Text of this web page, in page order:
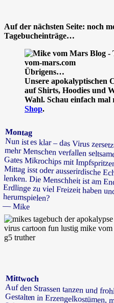
Auf der nächsten Seite: noch
Tagebucheinträge…
Übrigens…
Unsere apokalyptischen
auf Shirts, Hoodies und
Wahl. Schau einfach mal
Shop.
Montag
Nun ist es klar – das Virus
mehr Menschen verfallen
Gates Mikrochips mit
Mittag isst oder ausserirdische
lenken. Die Menschheit ist am
Erdlinge zu viel Freizeit
herumspielen?
— Mike
Mittwoch
Auf den Strassen tanzen und
Gestalten in Erzengelkostümen,
Schmärbäuchen und Bierflaschen
sie die über zwei Millionen armen
an der Seuche gestorben sind mit
muss sein” und nennen sich
englische “queer”, obwohl sie
immer. Ich stelle es mir jedenfalls